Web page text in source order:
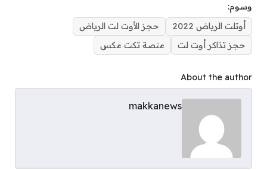
وسوم:
أوتلت الرياض 2022
حجز الأوت لت الرياض
حجز تذاكر أوت لت
منصة تكت مكس
About the author
makkanews